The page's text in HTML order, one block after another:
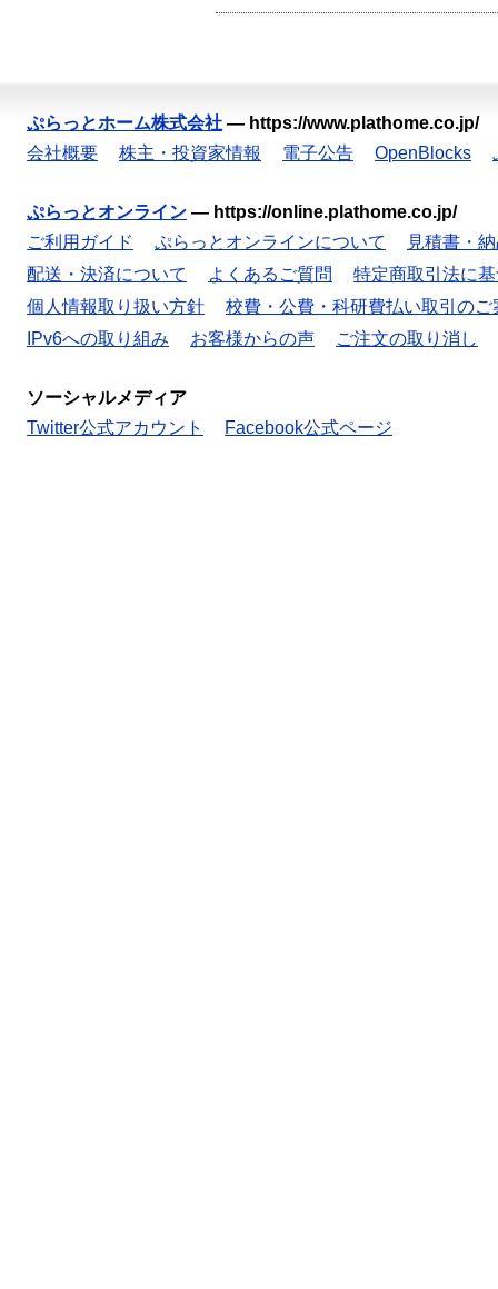
ぷらっとホーム株式会社 — https://www.plathome.co.jp/
会社概要
株主・投資家情報 電子公告 OpenBlocks
ぷらっとオンライン — https://online.plathome.co.jp/
ご利用ガイド
ぷらっとオンラインについて
見積書・
配送・決済について
よくあるご質問
特定商取引法に
個人情報取り扱い方針
校費・公費・科研費払い取引のご
IPv6への取り組み
お客様からの声 ご注文の取り消し
ソーシャルメディア
Twitter公式アカウント
Facebook公式ページ